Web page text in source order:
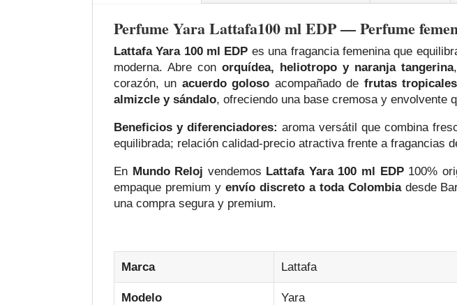
Perfume YaraLattafa100 ml EDP — Perfume
Lattafa Yara 100 ml EDP es una fragancia femenina que
moderna. Abre con orquídea, heliotropo y naranja tangerina
corazón, un acuerdo goloso acompañado de frutas tropicales
almizcle y sándalo, ofreciendo una base cremosa y envolvente
Beneficios y diferenciadores: aroma versátil que combina
equilibrada; relación calidad‑precio atractiva frente a fragancias
En Mundo Reloj vendemos Lattafa Yara 100 ml EDP100%
empaque premium y envío discreto a toda Colombiadesde
una compra segura y premium.
Marca Lattafa
Modelo Yara